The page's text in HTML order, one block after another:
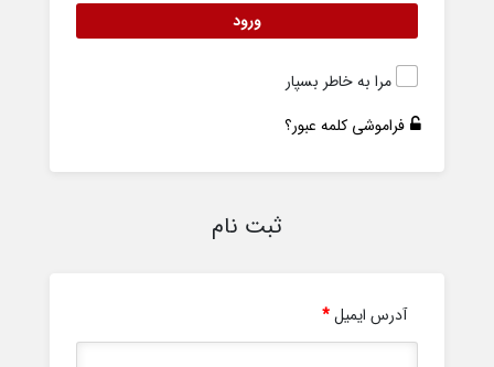
ورود
مرا به خاطر بسپار
فراموشی کلمه عبور؟
ثبت نام
آدرس ایمیل*